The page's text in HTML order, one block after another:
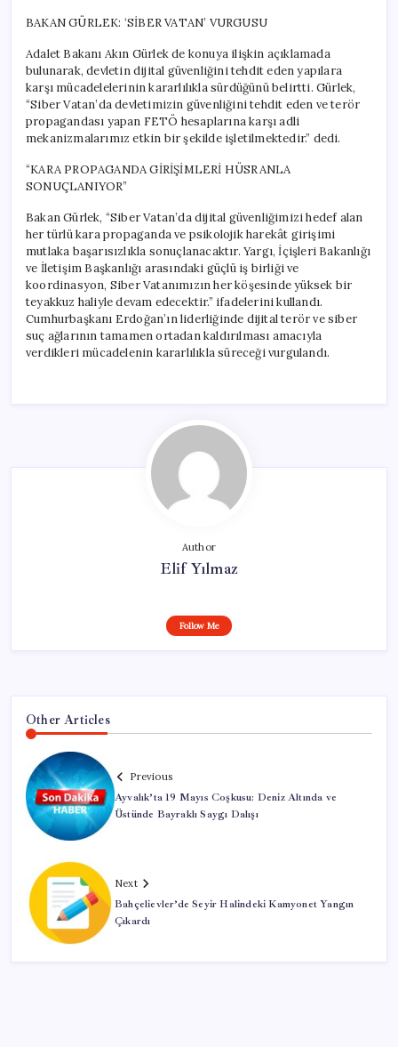
BAKAN GÜRLEK: ‘SİBER VATAN’ VURGUSU
Adalet Bakanı Akın Gürlek de konuya ilişkin açıklamada
bulunarak, devletin dijital güvenliğini tehdit eden yapılara
karşı mücadelelerinin kararlılıkla sürdüğünü belirtti. Gürlek,
“Siber Vatan’da devletimizin güvenliğini tehdit eden ve terör
propagandası yapan FETÖ hesaplarına karşı adli
mekanizmalarımız etkin bir şekilde işletilmektedir.” dedi.
“KARA PROPAGANDA GİRİŞİMLERİ HÜSRANLA
SONUÇLANIYOR”
Bakan Gürlek, “Siber Vatan’da dijital güvenliğimizi hedef alan
her türlü kara propaganda ve psikolojik harekât girişimi
mutlaka başarısızlıkla sonuçlanacaktır. Yargı, İçişleri Bakanlığı
ve İletişim Başkanlığı arasındaki güçlü iş birliği ve
koordinasyon, Siber Vatanımızın her köşesinde yüksek bir
teyakkuz haliyle devam edecektir.” ifadelerini kullandı.
Cumhurbaşkanı Erdoğan’ın liderliğinde dijital terör ve siber
suç ağlarının tamamen ortadan kaldırılması amacıyla
verdikleri mücadelenin kararlılıkla süreceği vurgulandı.
Author
Elif Yılmaz
Follow Me
Other Articles
Previous
Ayvalık’ta 19 Mayıs Coşkusu: Deniz Altında ve
Üstünde Bayraklı Saygı Dalışı
Next
Bahçelievler’de Seyir Halindeki Kamyonet Yangın
Çıkardı